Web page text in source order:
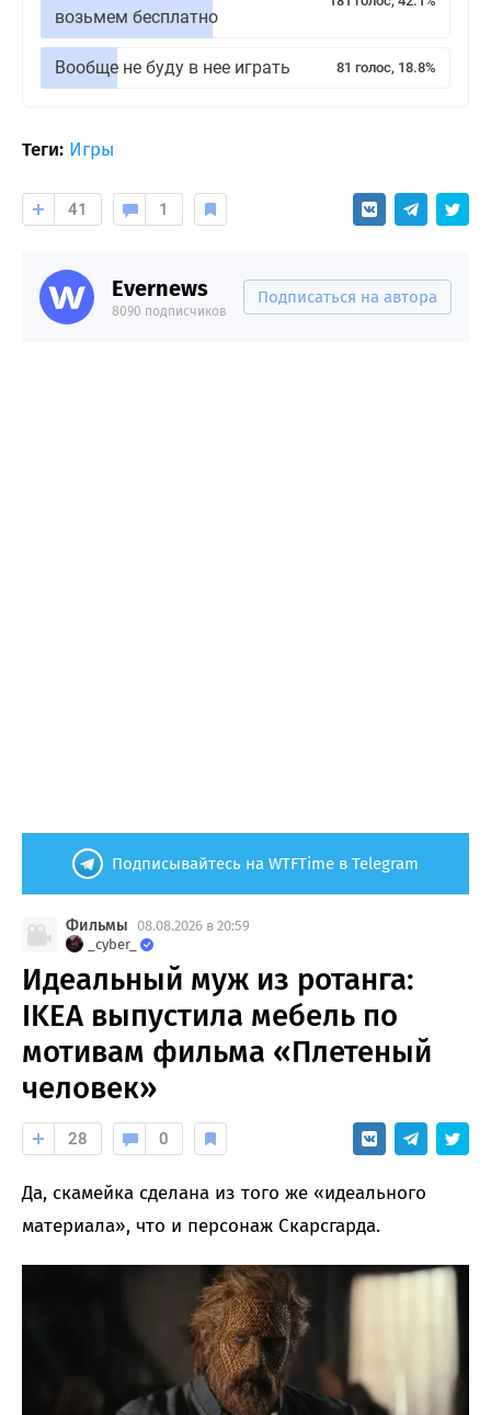
возьмем бесплатно
Вообще не буду в нее играть 81 голос, 18.8%
Теги: Игры
41 1
Evernews
8090 подписчиков
Подписаться на автора
Подписывайтесь на WTFTime в Telegram
Фильмы 08.08.2026 в 20:59
_cyber_
Идеальный муж из ротанга:
IKEA выпустила мебель по
мотивам фильма «Плетеный
человек»
28 0
Да, скамейка сделана из того же «идеального
материала», что и персонаж Скарсгарда.